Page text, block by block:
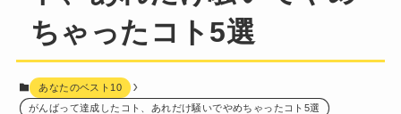
ちゃったコト5選
あなたのベスト10
がんばって達成したコト、あれだけ騒いでやめちゃったコト5選